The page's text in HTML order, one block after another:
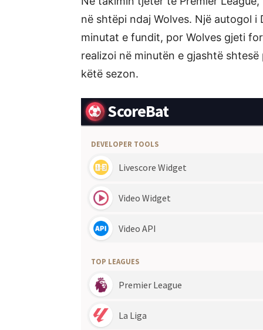
në shtëpi ndaj Wolves. Një autogol
minutat e fundit, por Wolves gjeti
realizoi në minutën e gjashtë
këtë sezon.